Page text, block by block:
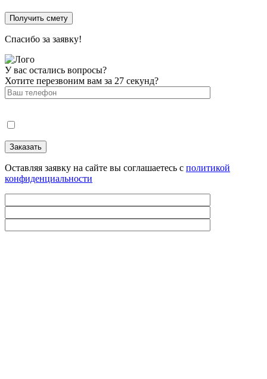
Спасибо за заявку!
У вас остались вопросы?
Хотите перезвоним вам за 27 секунд?
Оставляя заявку на сайте вы соглашаетесь с политикой
конфиденциальности